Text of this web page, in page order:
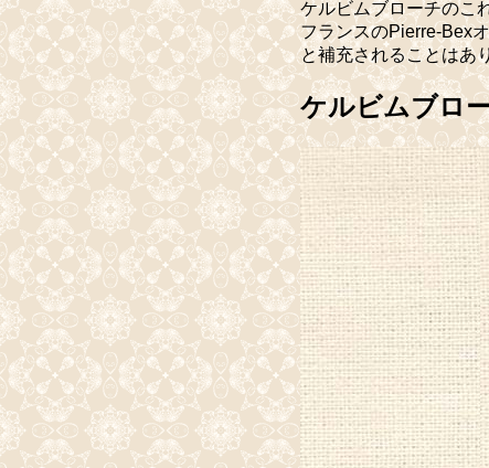
ケルビムブローチのこ
フランスのPierre-Bex
と補充されることはあ
ケルビムブロ